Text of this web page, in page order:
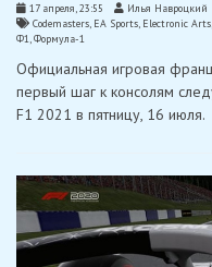
17 апреля, 23:55
Илья Навроцкий
Codemasters, EA Sports, Electronic Arts
Ф1,Формула-1
Официальная игровая
первый шаг к консолям
F1 2021 в пятницу, 16 июля.